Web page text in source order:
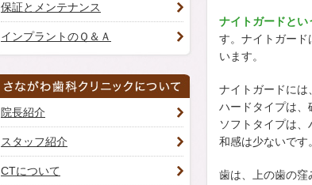
ナイトガードとい
す。ナイトガード
います。
ナイトガードには
ハードタイプは、
ソフトタイプは
和感は少ないです。
歯は、上の歯の窪
保証とメンテナンス
インプラントのＱ＆Ａ
院長紹介
スタッフ紹介
CTについて